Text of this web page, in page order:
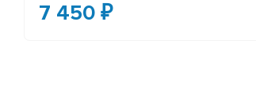
7 450 ₽